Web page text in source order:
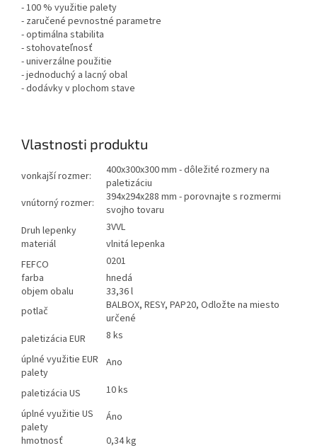
- 100 % využitie palety
- zaručené pevnostné parametre
- optimálna stabilita
- stohovateľnosť
- univerzálne použitie
- jednoduchý a lacný obal
- dodávky v plochom stave
Vlastnosti produktu
vonkajší rozmer:
400x300x300 mm - dôležité rozmery na
paletizáciu
vnútorný rozmer:
394x294x288 mm - porovnajte s rozmermi
svojho tovaru
Druh lepenky
3VVL
materiál
vlnitá lepenka
FEFCO
0201
farba
hnedá
objem obalu
33,36 l
potlač
BALBOX, RESY, PAP20, Odložte na miesto
určené
paletizácia EUR
8 ks
úplné využitie EUR
palety
Ano
paletizácia US
10 ks
úplné využitie US
palety
Áno
hmotnosť
0,34 kg